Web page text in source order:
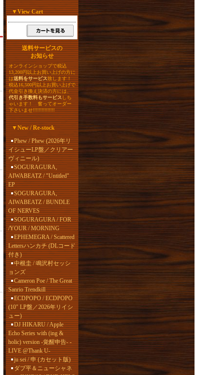
▼View Cart
送料サービスの
お知らせ
オンラインショップで税込
13,200円以上お買い上げの方に
は送料をサービス致します！
税込16,500円以上お買い上げで
代金引き換え決済の方には、
代引き手数料もサービスしち
ゃいます！ 奮ってオーダー
下さいませ!!!!!!!!!!!!!!!
▼New / Re-stock
Phew / Phew (2026年リ
イシューLP盤／クリアー
ヴィニール)
SOGURAGURA,
AIWABEATZ / "Untitled"
EP
SOGURAGURA,
AIWABEATZ / BUNDLE
OF NERVES
SOGURAGURA / FOR
/YOUR / MORNING
EPHEMEGRA / Scattered
Lettersハンカチ (DLコード
付き)
中根圭 / 鳴沢村セッシ
ョンズ
Cameron Poe / The Great
Sanrio Trendkill
ECDPOPO / ECDPOPO
(10" LP盤／2026年リイシ
ュー)
DJ HIKARU / Apple
Echo Series with (ing &
holic) version -覚醒申告- -
LIVE @Thank U-
ju sei / 申 (カセット版)
ダブ平＆ニューシャネ